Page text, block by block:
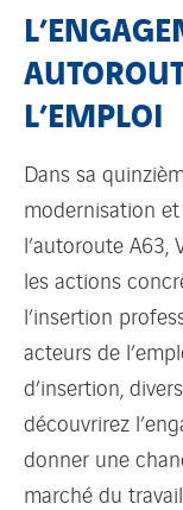
L’EMPLOI
Dans sa
modernisation
l’autoroute A63,
les actions
l’insertion
acteurs de
d’insertion,
découvrirez
donner une
marché du